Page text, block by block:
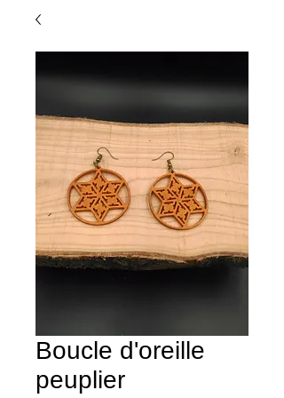
Boucle d'oreille
peuplier